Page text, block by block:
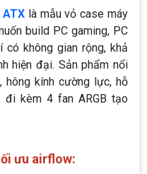
là mẫu vỏ case máy
build PC gaming, PC
không gian rộng, khả
hiện đại. Sản phẩm nổi
hông kính cường lực, hỗ
đi kèm 4 fan ARGB tạo
ưu airflow: